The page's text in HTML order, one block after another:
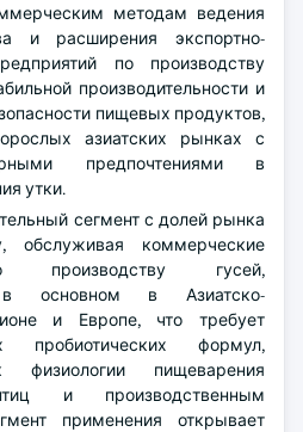
методам ведения
и расширения экспортно-
по производству
производительности и
пищевых продуктов,
азиатских рынках с
предпочтениями в
утки.
сегмент с долей рынка
обслуживая коммерческие
производству гусей,
в основном в Азиатско-
и Европе, что требует
пробиотических формул,
физиологии пищеварения
и производственным
применения открывает